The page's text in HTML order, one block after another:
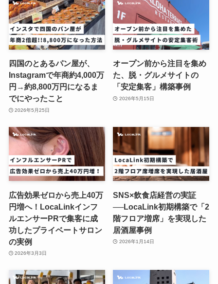
四国のとあるパン屋が、
Instagramで年商約4,000万
円→約8,800万円になるま
でにやったこと
2026年5月25日
オープン前から注目を集め
た、脱・グルメサイトの
「安定集客」構築事例
2026年5月15日
広告効果ゼロから売上40万
円増へ！LocaLinkインフ
ルエンサーPRで集客に成
功したプライベートサロン
の実例
2026年3月3日
SNS×飲食店経営の実証
──LocaLink初期構築で「2
階フロア増席」を実現した
居酒屋事例
2026年1月14日